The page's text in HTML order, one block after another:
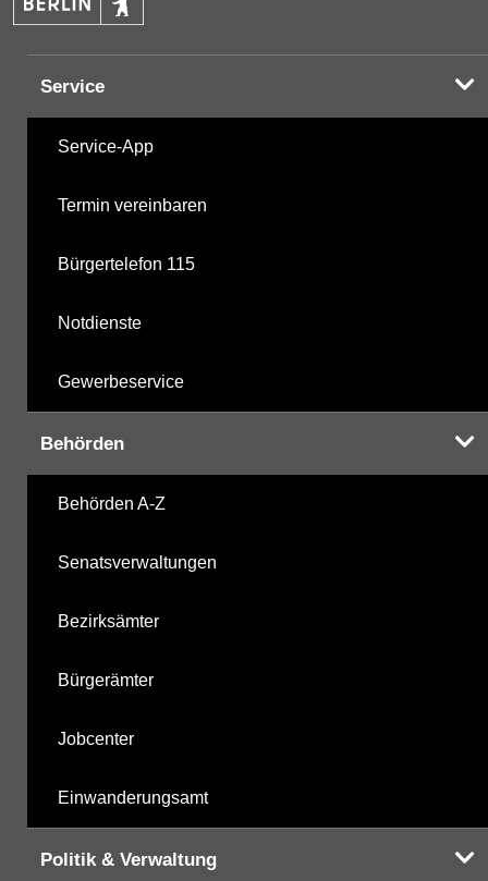
Service
Service-App
Termin vereinbaren
Bürgertelefon 115
Notdienste
Gewerbeservice
Behörden
Behörden A-Z
Senatsverwaltungen
Bezirksämter
Bürgerämter
Jobcenter
Einwanderungsamt
Politik & Verwaltung